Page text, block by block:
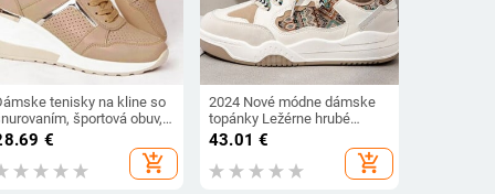
tenisky na kline so
športová obuv,
vulkanizované
topánky, ležérne topánky na
pohodlné dámske
€
add_shopping_cart
2024 Nové módne dámske
topánky Ležérne hrubé
podrážky Dizajnérske
priedušné šnurovacie
farebné dámske topánky
43.01 €
add_shopping_cart